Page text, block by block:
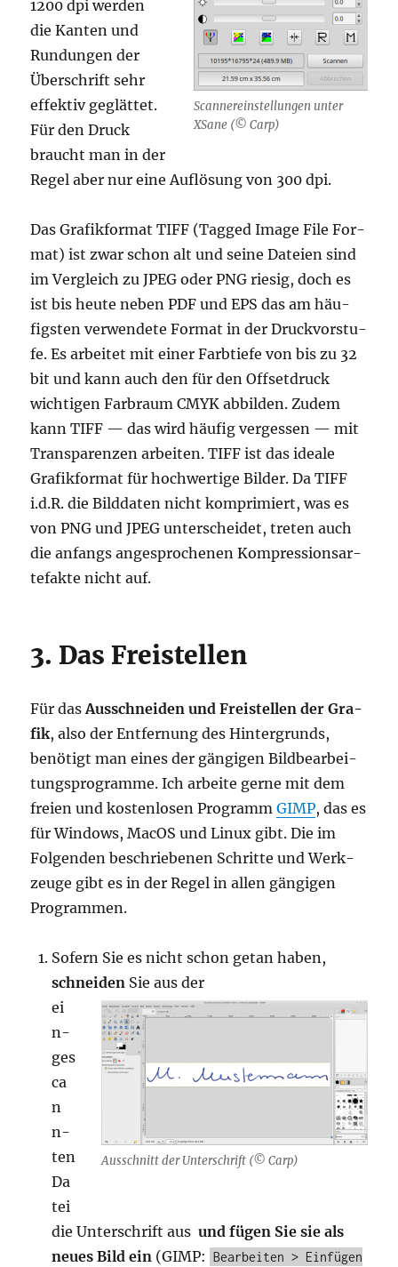
Scan­ner­ein­stel­lun­gen unter
XSa­ne (© Carp)
1200 dpi wer­den
die Kan­ten und
Run­dun­gen der
Über­schrift sehr
effek­tiv geglät­tet.
Für den Druck
braucht man in der
Regel aber nur eine Auf­lö­sung von 300 dpi.
Das Gra­fik­for­mat TIFF (Tag­ged Image File For­
mat) ist zwar schon alt und sei­ne Datei­en sind
im Ver­gleich zu JPEG oder PNG rie­sig, doch es
ist bis heu­te neben PDF und EPS das am häu­
figs­ten ver­wen­de­te For­mat in der Druck­vor­stu­
fe. Es arbei­tet mit einer Farb­tie­fe von bis zu 32
bit und kann auch den für den Off­set­druck
wich­ti­gen Farb­raum CMYK abbil­den. Zudem
kann TIFF — das wird häu­fig ver­ges­sen — mit
Trans­pa­ren­zen arbei­ten. TIFF ist das idea­le
Gra­fik­for­mat für hoch­wer­ti­ge Bil­der. Da TIFF
i.d.R. die Bild­da­ten nicht kom­pri­miert, was es
von PNG und JPEG unter­schei­det, tre­ten auch
die anfangs ange­spro­che­nen Kom­pres­si­ons­ar­
te­fak­te nicht auf.
3. Das Freistellen
Für dasAus­schnei­den und Frei­stel­len der Gra­
fik, also der Ent­fer­nung des Hin­ter­grunds,
benö­tigt man eines der gän­gi­gen Bild­be­ar­bei­
tungs­pro­gram­me. Ich arbei­te ger­ne mit dem
frei­en und kos­ten­lo­sen Pro­grammGIMP, das es
für Win­dows, MacOS und Linux gibt. Die im
Fol­gen­den beschrie­be­nen Schrit­te und Werk­
zeu­ge gibt es in der Regel in allen gän­gi­gen
Programmen.
Sofern Sie es nicht schon getan haben,
schnei­den Sie aus der
Aus­schnitt der Unter­schrift (© Carp)
ei
n­
ge­s
ca
n
n­
ten
Da
tei
die Unter­schrift ausund fügen Sie sie als
neu­es Bild ein (GIMP:
Bearbeiten > Einfügen